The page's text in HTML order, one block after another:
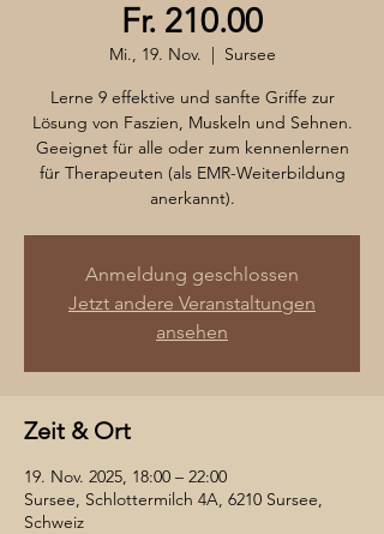
Fr. 210.00
Mi., 19. Nov.
  |
Sursee
Lerne 9 effektive und sanfte Griffe zur
Lösung von Faszien, Muskeln und Sehnen.
Geeignet für alle oder zum kennenlernen
für Therapeuten (als EMR-Weiterbildung
anerkannt).
Anmeldung geschlossen
Jetzt andere Veranstaltungen
ansehen
Zeit & Ort
19. Nov. 2025, 18:00 – 22:00
Sursee, Schlottermilch 4A, 6210 Sursee,
Schweiz